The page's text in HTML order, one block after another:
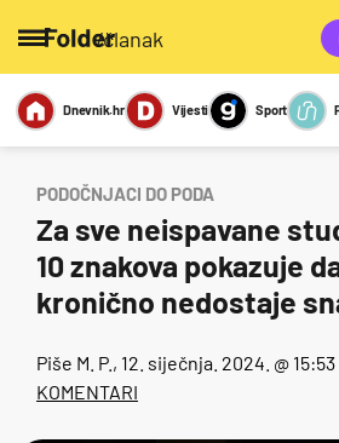
/članak
Miks Kviz
Sexy
Dnevnik.hr Vijesti Sport
PODOČNJACI DO PODA
Za sve neispavane
10 znakova pokazuje
kronično nedostaje
Piše M. P. , 12. siječnja. 2024. @ 15:53
KOMENTARI